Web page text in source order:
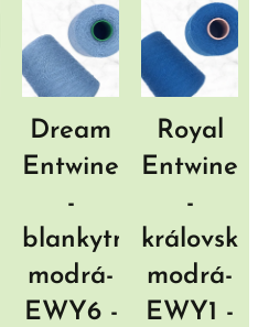
Dream
Entwine
-
blankytně
modrá-
EWY6 -
Royal
Entwine
-
královská
modrá-
EWY1 -